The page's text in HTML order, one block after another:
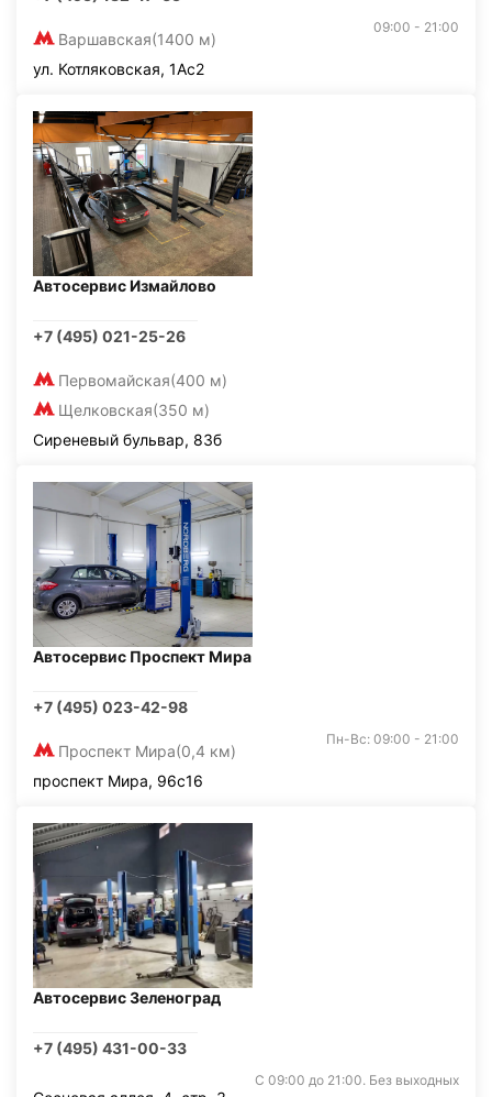
Варшавская(1400 м)
09:00 - 21:00
ул. Котляковская, 1Ас2
Автосервис Измайлово
+7 (495) 021-25-26
Первомайская(400 м)
Щелковская(350 м)
Сиреневый бульвар, 83б
Автосервис Проспект Мира
+7 (495) 023-42-98
Проспект Мира(0,4 км)
Пн-Вс: 09:00 - 21:00
проспект Мира, 96с16
Автосервис Зеленоград
+7 (495) 431-00-33
С 09:00 до 21:00. Без выходных